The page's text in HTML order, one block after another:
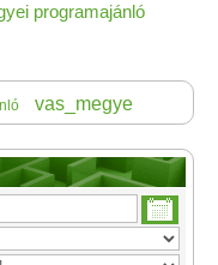
programajánló
vas_megye